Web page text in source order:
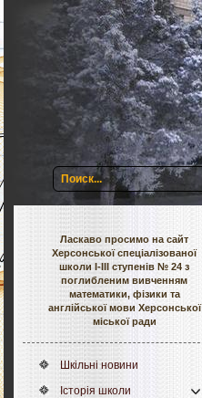
Ласкаво просимо на сайт
Херсонської спеціалізованої
школи І-ІІІ ступенів № 24 з
поглибленим вивченням
математики, фізики та
англійської мови Херсонської
міської ради
Шкільні новини
Історія школи